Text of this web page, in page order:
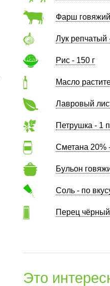
Фарш
Лук репчатый
Рис - 150 г
Масло
Лавровый
Петрушка - 1
Сметана 20%
Бульон
Соль - по
Перец чёрный
Это